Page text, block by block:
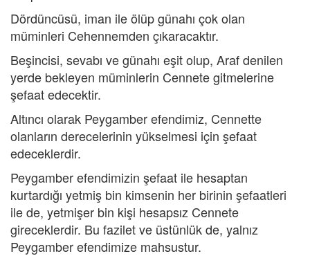
Dördüncüsü, iman ile ölüp günahı çok olan
müminleri Cehennemden çıkaracaktır.
Beşincisi, sevabı ve günahı eşit olup, Araf denilen
yerde bekleyen müminlerin Cennete gitmelerine
şefaat edecektir.
Altıncı olarak Peygamber efendimiz, Cennette
olanların derecelerinin yükselmesi için şefaat
edeceklerdir.
Peygamber efendimizin şefaat ile hesaptan
kurtardığı yetmiş bin kimsenin her birinin şefaatleri
ile de, yetmişer bin kişi hesapsız Cennete
gireceklerdir. Bu fazilet ve üstünlük de, yalnız
Peygamber efendimize mahsustur.